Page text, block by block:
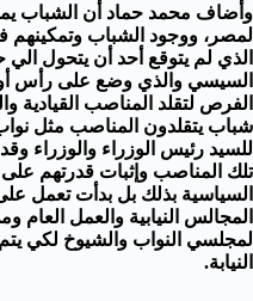
لمصر، ووجود الشباب وتمكينهم
الذي لم يتوقع أحد أن يتحول
السيسي والذي وضع على رأس
الفرص لتقلد المناصب القيادية
شباب يتقلدون المناصب مثل
للسيد رئيس الوزراء والوزراء
تلك المناصب وإثبات قدرتهم على
السياسية بذلك بل بدأت تعمل
المجالس النيابية والعمل العام
لمجلسي النواب والشيوخ لكي
النيابة.